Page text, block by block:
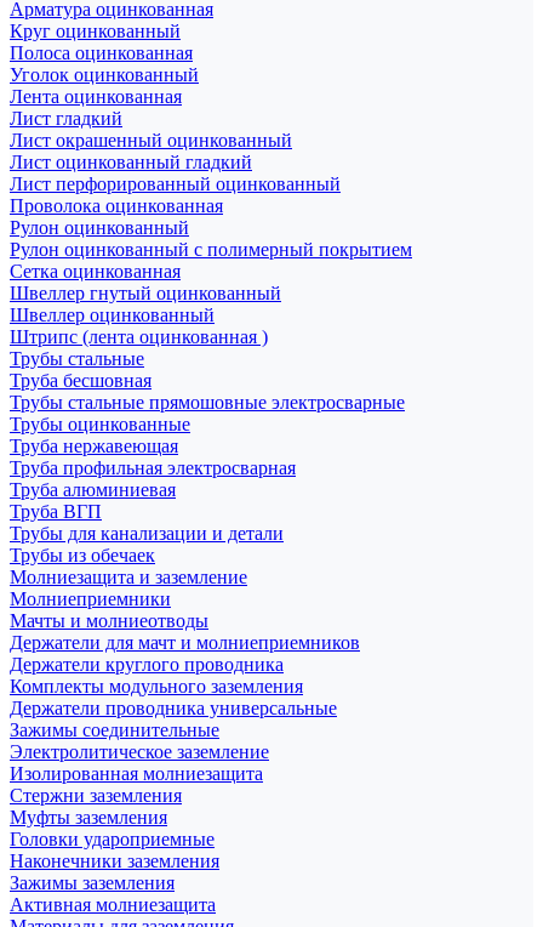
Арматура оцинкованная
Круг оцинкованный
Полоса оцинкованная
Уголок оцинкованный
Лента оцинкованная
Лист гладкий
Лист окрашенный оцинкованный
Лист оцинкованный гладкий
Лист перфорированный оцинкованный
Проволока оцинкованная
Рулон оцинкованный
Рулон оцинкованный с полимерный покрытием
Сетка оцинкованная
Швеллер гнутый оцинкованный
Швеллер оцинкованный
Штрипс (лента оцинкованная )
Трубы стальные
Труба бесшовная
Трубы стальные прямошовные электросварные
Трубы оцинкованные
Труба нержавеющая
Труба профильная электросварная
Труба алюминиевая
Труба ВГП
Трубы для канализации и детали
Трубы из обечаек
Молниезащита и заземление
Молниеприемники
Мачты и молниеотводы
Держатели для мачт и молниеприемников
Держатели круглого проводника
Комплекты модульного заземления
Держатели проводника универсальные
Зажимы соединительные
Электролитическое заземление
Изолированная молниезащита
Стержни заземления
Муфты заземления
Головки удароприемные
Наконечники заземления
Зажимы заземления
Активная молниезащита